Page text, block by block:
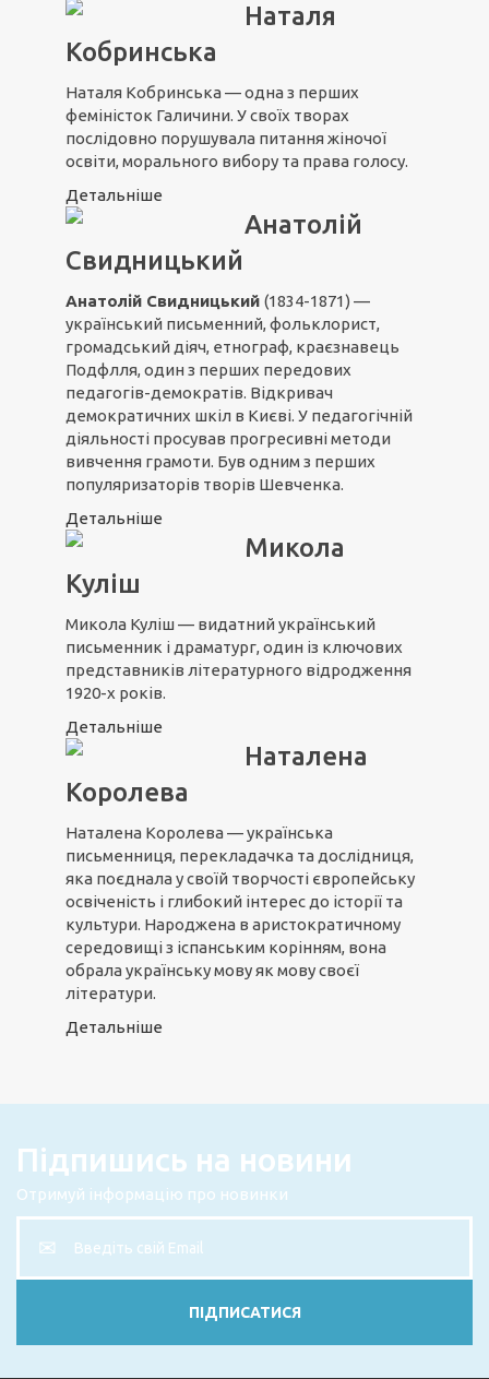
Наталя
Кобринська
Наталя Кобринська — одна з перших
феміністок Галичини. У своїх творах
послідовно порушувала питання жіночої
освіти, морального вибору та права голосу.
Детальніше
Анатолій
Свидницький
Анатолій Свидницький (1834-1871) —
український письменний, фольклорист,
громадський діяч, етнограф, краєзнавець
Подфлля, один з перших передових
педагогів-демократів. Відкривач
демократичних шкіл в Києві. У педагогічній
діяльності просував прогресивні методи
вивчення грамоти. Був одним з перших
популяризаторів творів Шевченка.
Детальніше
Микола
Куліш
Микола Куліш — видатний український
письменник і драматург, один із ключових
представників літературного відродження
1920-х років.
Детальніше
Наталена
Королева
Наталена Королева — українська
письменниця, перекладачка та дослідниця,
яка поєднала у своїй творчості європейську
освіченість і глибокий інтерес до історії та
культури. Народжена в аристократичному
середовищі з іспанським корінням, вона
обрала українську мову як мову своєї
літератури.
Детальніше
Підпишись на новини
Отримуй інформацію про новинки
ПІДПИСАТИСЯ